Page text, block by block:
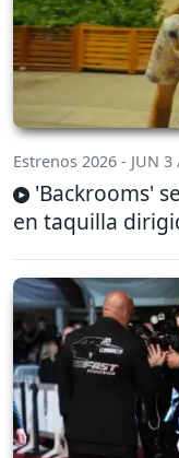
Estrenos 2026 - JUN 3
'Backrooms'
en taquilla